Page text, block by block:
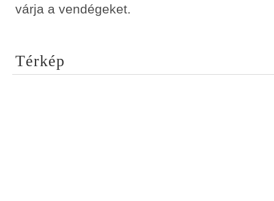
várja a vendégeket.
Térkép